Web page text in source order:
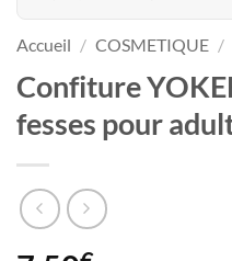
Accueil / COSMETIQUE /
Confiture
fesses pour